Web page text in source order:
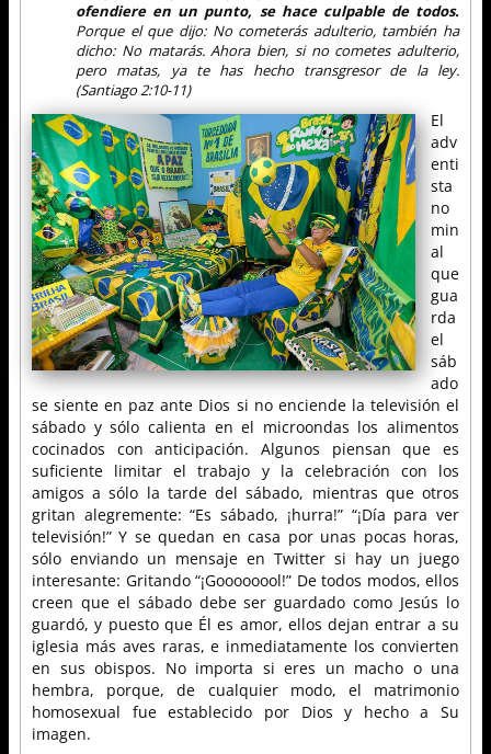
ofendiere en un punto, se hace culpable de todos.
Porque el que dijo: No cometerás adulterio, también ha
dicho: No matarás. Ahora bien, si no cometes adulterio,
pero matas, ya te has hecho transgresor de la ley.
(Santiago 2:10-11)
El
adv
enti
sta
no
min
al
que
gua
rda
el
sáb
ado
se siente en paz ante Dios si no enciende la televisión el
sábado y sólo calienta en el microondas los alimentos
cocinados con anticipación. Algunos piensan que es
suficiente limitar el trabajo y la celebración con los
amigos a sólo la tarde del sábado, mientras que otros
gritan alegremente: “Es sábado, ¡hurra!” “¡Día para ver
televisión!” Y se quedan en casa por unas pocas horas,
sólo enviando un mensaje en Twitter si hay un juego
interesante: Gritando “¡Goooooool!” De todos modos, ellos
creen que el sábado debe ser guardado como Jesús lo
guardó, y puesto que Él es amor, ellos dejan entrar a su
iglesia más aves raras, e inmediatamente los convierten
en sus obispos. No importa si eres un macho o una
hembra, porque, de cualquier modo, el matrimonio
homosexual fue establecido por Dios y hecho a Su
imagen.